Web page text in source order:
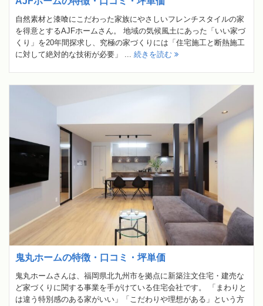
自然素材と漆喰にこだわった家族にやさしいフレンチスタイルの家
を得意とするAJFホームさん。 地域の気候風土にあった「いい家づ
くり」を20年間探求し、究極の家づくりには「住宅施工と断熱施工
に対して絶対的な技術が必要」 ... 続きを読む
鬼丸ホームの特徴・口コミ・坪単価
鬼丸ホームさんは、福岡県北九州市を拠点に新築注文住宅・建売な
ど家づくりに関する事業を手がけている住宅会社です。 「まわりと
は違う特別感のある家がいい」「こだわりや理想がある」という方